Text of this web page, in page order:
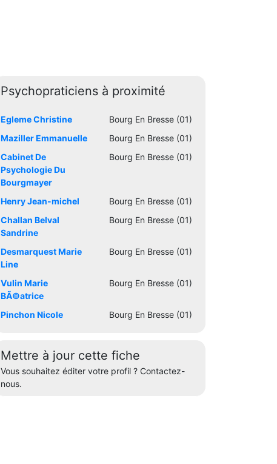
Psychopraticiens à proximité
Egleme Christine
Bourg En Bresse (01)
Maziller Emmanuelle
Bourg En Bresse (01)
Cabinet De
Psychologie Du
Bourgmayer
Bourg En Bresse (01)
Henry Jean-michel
Bourg En Bresse (01)
Challan Belval
Sandrine
Bourg En Bresse (01)
Desmarquest Marie
Line
Bourg En Bresse (01)
Vulin Marie
BÃ©atrice
Bourg En Bresse (01)
Pinchon Nicole Bourg En Bresse (01)
Mettre à jour cette fiche
Vous souhaitez éditer votre profil ? Contactez-
nous.